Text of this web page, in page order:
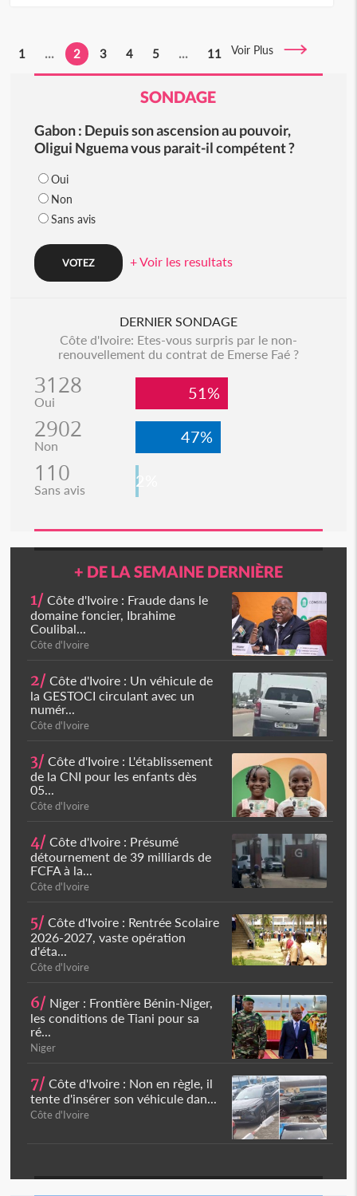
1 ... 2 3 4 5 ... 11 Voir Plus
SONDAGE
Gabon : Depuis son ascension au pouvoir,
Oligui Nguema vous parait-il compétent ?
Oui
Non
Sans avis
+ Voir les resultats
DERNIER SONDAGE
Côte d'Ivoire: Etes-vous surpris par le non-
renouvellement du contrat de Emerse Faé ?
3128
Oui 51%
2902
Non 47%
110
Sans avis 2%
+ DE LA SEMAINE DERNIÈRE
1/ Côte d'Ivoire : Fraude dans le
domaine foncier, Ibrahime
Coulibal...
Côte d'Ivoire
2/ Côte d'Ivoire : Un véhicule de
la GESTOCI circulant avec un
numér...
Côte d'Ivoire
3/ Côte d'Ivoire : L'établissement
de la CNI pour les enfants dès
05...
Côte d'Ivoire
4/ Côte d'Ivoire : Présumé
détournement de 39 milliards de
FCFA à la...
Côte d'Ivoire
5/ Côte d'Ivoire : Rentrée Scolaire
2026-2027, vaste opération
d'éta...
Côte d'Ivoire
6/ Niger : Frontière Bénin-Niger,
les conditions de Tiani pour sa
ré...
Niger
7/ Côte d'Ivoire : Non en règle, il
tente d'insérer son véhicule dan...
Côte d'Ivoire